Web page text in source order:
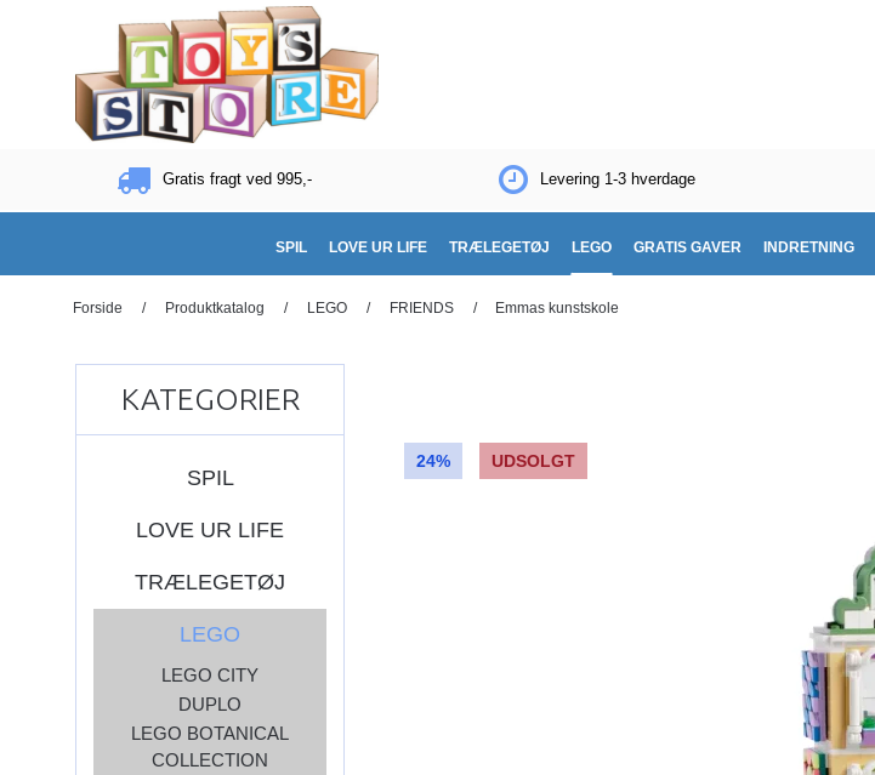
Gratis fragt ved 995,- Levering 1-3 hverdage
SPIL LOVE UR LIFE TRÆLEGETØJ LEGO GRATIS GAVER INDRETNING
Forside / Produktkatalog / LEGO / FRIENDS / Emmas kunstskole
KATEGORIER
SPIL
LOVE UR LIFE
TRÆLEGETØJ
LEGO
LEGO CITY
DUPLO
LEGO BOTANICAL
COLLECTION
24% UDSOLGT